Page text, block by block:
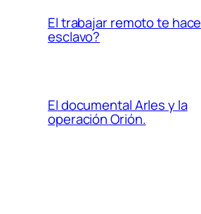
El trabajar remoto te hace
esclavo?
El documental Arles y la
operación Orión.